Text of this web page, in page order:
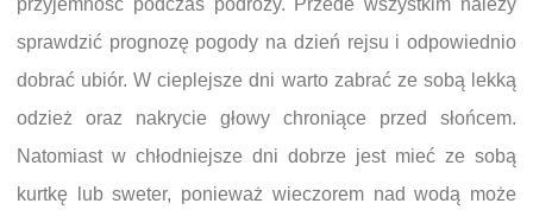
przyjemność podczas podróży. Przede wszystkim należy
sprawdzić prognozę pogody na dzień rejsu i odpowiednio
dobrać ubiór. W cieplejsze dni warto zabrać ze sobą lekką
odzież oraz nakrycie głowy chroniące przed słońcem.
Natomiast w chłodniejsze dni dobrze jest mieć ze sobą
kurtkę lub sweter, ponieważ wieczorem nad wodą może